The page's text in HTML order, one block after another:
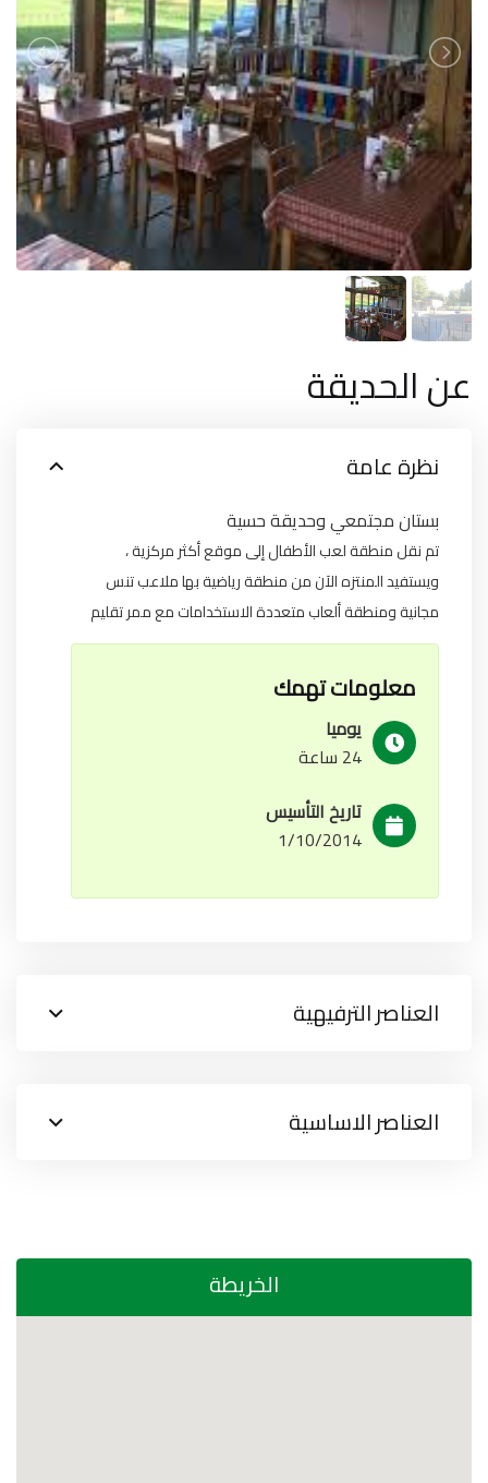
عن الحديقة
نظرة عامة
بستان مجتمعي وحديقة حسية
تم نقل منطقة لعب الأطفال إلى موقع أكثر مركزية ،
ويستفيد المنتزه الآن من منطقة رياضية بها ملاعب تنس
مجانية ومنطقة ألعاب متعددة الاستخدامات مع ممر تقليم
معلومات تهمك
يوميا
24 ساعة
تاريخ التأسيس
1/10/2014
العناصر الترفيهية
العناصر الاساسية
الخريطة